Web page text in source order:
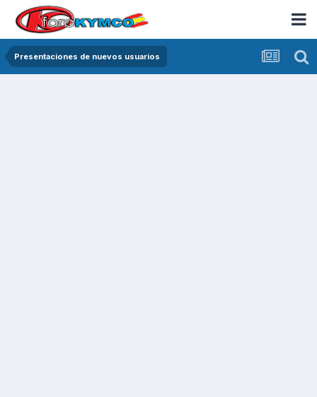
Presentaciones de nuevos usuarios